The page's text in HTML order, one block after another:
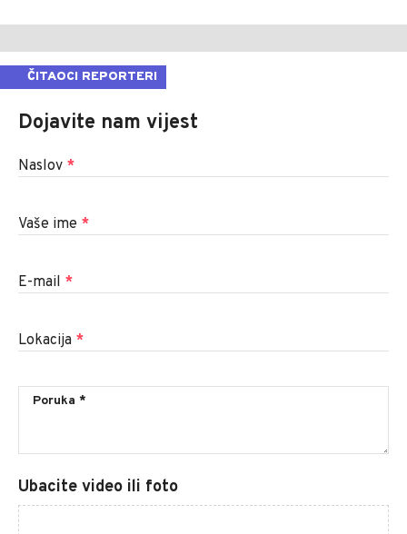
ČITAOCI REPORTERI
Dojavite nam vijest
Naslov *
Vaše ime *
E-mail *
Lokacija *
Ubacite video ili foto